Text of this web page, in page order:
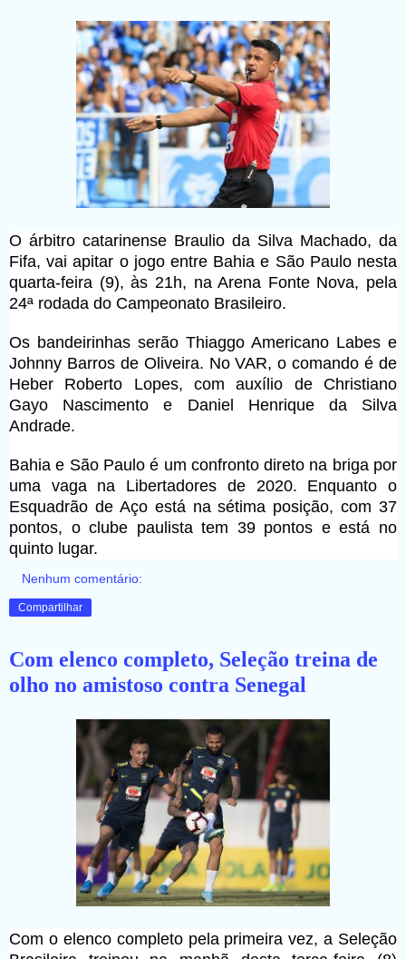
O árbitro catarinense Braulio da Silva Machado, da
Fifa, vai apitar o jogo entre Bahia e São Paulo nesta
quarta-feira (9), às 21h, na Arena Fonte Nova, pela
24ª rodada do Campeonato Brasileiro.
Os bandeirinhas serão Thiaggo Americano Labes e
Johnny Barros de Oliveira. No VAR, o comando é de
Heber Roberto Lopes, com auxílio de Christiano
Gayo Nascimento e Daniel Henrique da Silva
Andrade.
Bahia e São Paulo é um confronto direto na briga por
uma vaga na Libertadores de 2020. Enquanto o
Esquadrão de Aço está na sétima posição, com 37
pontos, o clube paulista tem 39 pontos e está no
quinto lugar.
Nenhum comentário:
Compartilhar
Com elenco completo, Seleção treina de
olho no amistoso contra Senegal
Com o elenco completo pela primeira vez, a Seleção